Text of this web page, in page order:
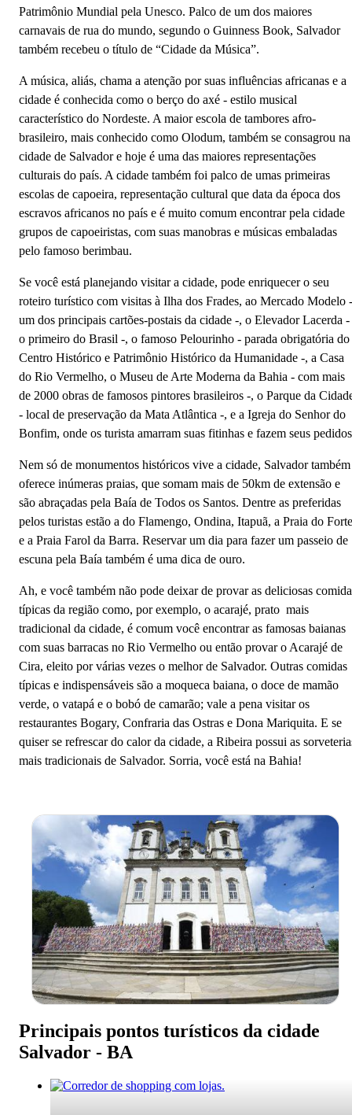
Salvador - BA
Passagem de ônibus para Salvador - BA
Primeira capital do país, Salvador–BA é
conhecido no mundo pela gastronomia,
cultura, música, beleza natural,
arquitetura e claro, o maior Carnaval da
história.
Patrimônio Mundial pela Unesco. Palco de um dos maiores
carnavais de rua do mundo, segundo o Guinness Book, Salvador
também recebeu o título de “Cidade da Música”.
A música, aliás, chama a atenção por suas influências africanas e a
cidade é conhecida como o berço do axé - estilo musical
característico do Nordeste. A maior escola de tambores afro-
brasileiro, mais conhecido como Olodum, também se consagrou na
cidade de Salvador e hoje é uma das maiores representações
culturais do país. A cidade também foi palco de umas primeiras
escolas de capoeira, representação cultural que data da época dos
escravos africanos no país e é muito comum encontrar pela cidade
grupos de capoeiristas, com suas manobras e músicas embaladas
pelo famoso berimbau.
Se você está planejando visitar a cidade, pode enriquecer o seu
roteiro turístico com visitas à Ilha dos Frades, ao Mercado Modelo -
um dos principais cartões-postais da cidade -, o Elevador Lacerda -
o primeiro do Brasil -, o famoso Pelourinho - parada obrigatória do
Centro Histórico e Patrimônio Histórico da Humanidade -, a Casa
do Rio Vermelho, o Museu de Arte Moderna da Bahia - com mais
de 2000 obras de famosos pintores brasileiros -, o Parque da
- local de preservação da Mata Atlântica -, e a Igreja do Senhor do
Bonfim, onde os turista amarram suas fitinhas e fazem seus
Nem só de monumentos históricos vive a cidade, Salvador também
oferece inúmeras praias, que somam mais de 50km de extensão e
são abraçadas pela Baía de Todos os Santos. Dentre as preferidas
pelos turistas estão a do Flamengo, Ondina, Itapuã, a Praia do Forte
e a Praia Farol da Barra. Reservar um dia para fazer um passeio de
escuna pela Baía também é uma dica de ouro.
Ah, e você também não pode deixar de provar as deliciosas
típicas da região como, por exemplo, o acarajé, prato mais
tradicional da cidade, é comum você encontrar as famosas baianas
com suas barracas no Rio Vermelho ou então provar o Acarajé de
Cira, eleito por várias vezes o melhor de Salvador. Outras comidas
típicas e indispensáveis são a moqueca baiana, o doce de mamão
verde, o vatapá e o bobó de camarão; vale a pena visitar os
restaurantes Bogary, Confraria das Ostras e Dona Mariquita. E se
quiser se refrescar do calor da cidade, a Ribeira possui as
mais tradicionais de Salvador. Sorria, você está na Bahia!
Principais pontos turísticos da cidade
Salvador - BA